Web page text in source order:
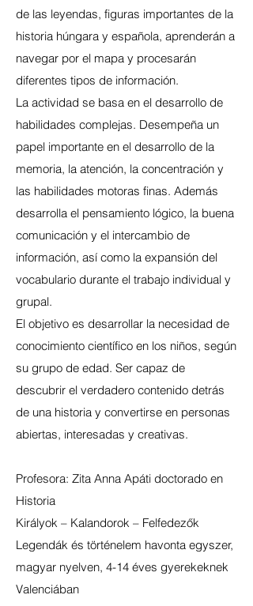
de las leyendas, figuras importantes de la
historia húngara y española, aprenderán a
navegar por el mapa y procesarán
diferentes tipos de información.
La actividad se basa en el desarrollo de
habilidades complejas. Desempeña un
papel importante en el desarrollo de la
memoria, la atención, la concentración y
las habilidades motoras finas. Además
desarrolla el pensamiento lógico, la buena
comunicación y el intercambio de
información, así como la expansión del
vocabulario durante el trabajo individual y
grupal.
El objetivo es desarrollar la necesidad de
conocimiento científico en los niños, según
su grupo de edad. Ser capaz de
descubrir el verdadero contenido detrás
de una historia y convertirse en personas
abiertas, interesadas y creativas.
Profesora: Zita Anna Apáti doctorado en
Historia
Királyok – Kalandorok – Felfedezők
Legendák és történelem havonta egyszer,
magyar nyelven, 4-14 éves gyerekeknek
Valenciában